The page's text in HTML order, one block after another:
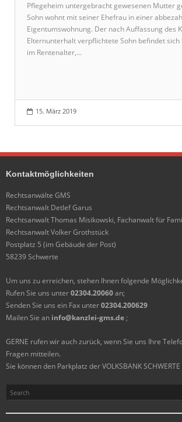
Pflegeheim untergebracht gewesenen Mutter
Sohn wohnt mit seiner Ehefrau in einer
Eigentumswohnung. Der nach Auffassung des
Elternunterhalt verpflichtete Sohn befindet
im Rentenalter,…
15. März 2019
Kontaktmöglichkeiten
Rechtsanwälte GMS
Rechtsanwalt Detlef Garus
Rechtsanwalt Thomas Misikowski, Fachanwalt für
Rechtsanwalt Volker Grothstück
Postplatz 5 (im Gebäude der Post)
58239 Schwerte
Um uns zu erreichen, stehen Ihnen folgende
Rufen Sie uns unter02304.20060an;
Senden Sie uns ein Fax unter02304.200629
Mailen Sie an info@kanzlei-gms.de;
GERNE rufen wir auch zurück, wenn Sie uns Ihre
Fragen mitteilen.
Sie können den Parkplatz der VOLKSBANK